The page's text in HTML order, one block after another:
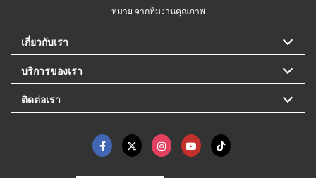
หมาย จากทีมงานคุณภาพ
เกี่ยวกับเรา
บริการของเรา
ติดต่อเรา